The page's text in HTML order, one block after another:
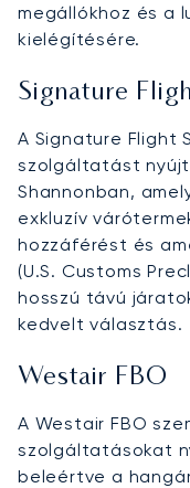
megállókhoz és a
kielégítésére.
Signature
A Signature Flight
szolgáltatást
Shannonban,
exkluzív
hozzáférést és
(U.S. Customs
hosszú távú
kedvelt választás.
Westair FBO
A Westair FBO
szolgáltatásokat
beleértve a